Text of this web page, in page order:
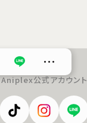
…
Aniplex公式アカウント